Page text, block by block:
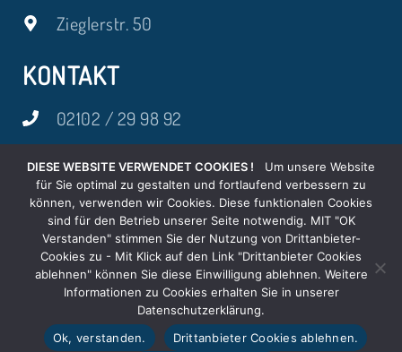
Zieglerstr. 50
KONTAKT
02102 / 29 98 92
SOCIAL MEDIA
DIESE WEBSITE VERWENDET COOKIES ! Um unsere Website
für Sie optimal zu gestalten und fortlaufend verbessern zu
können, verwenden wir Cookies. Diese funktionalen Cookies
sind für den Betrieb unserer Seite notwendig. MIT "OK
Verstanden" stimmen Sie der Nutzung von Drittanbieter-
Cookies zu - Mit Klick auf den Link "Drittanbieter Cookies
ablehnen" können Sie diese Einwilligung ablehnen. Weitere
Informationen zu Cookies erhalten Sie in unserer
Datenschutzerklärung.
Ok, verstanden.
Drittanbieter Cookies ablehnen.